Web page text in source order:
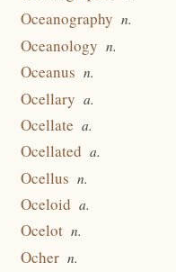
Oceanography n.
Oceanology n.
Oceanus n.
Ocellary a.
Ocellate a.
Ocellated a.
Ocellus n.
Oceloid a.
Ocelot n.
Ocher n.